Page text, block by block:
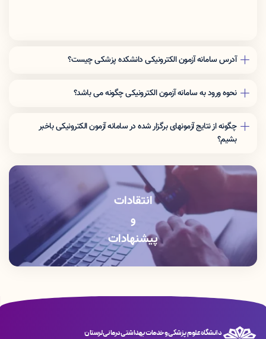
آدرس سامانه آزمون الکترونیکی دانشکده پزشکی چیست؟
ضمنا عزیزانی که از وای فای دانشگاه (pardis) استفاده میکنند حتما داده
نحوه ورود به سامانه آزمون الکترونیکی چگونه می باشد؟
را بنویسید و«ورود به آزمون»را بزنید.
چگونه از نتایج آزمونهای برگزار شده در سامانه آزمون الکترونیکی باخبر
بشیم؟
«رمز عبور»خود را وارد کرده و سپسکد امنیتینمایش داده شده را
بنویسید و
ورود به پنل کاربری را بزنید.
انتقادات
و
پیشنهادات
دانشگاه علوم پزشکی و خدمات بهداشتی درمانی لرستان